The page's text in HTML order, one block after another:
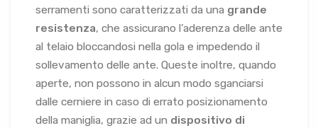
serramenti sono caratterizzati da una grande
resistenza, che assicurano l’aderenza delle ante
al telaio bloccandosi nella gola e impedendo il
sollevamento delle ante. Queste inoltre, quando
aperte, non possono in alcun modo sganciarsi
dalle cerniere in caso di errato posizionamento
della maniglia, grazie ad un dispositivo di